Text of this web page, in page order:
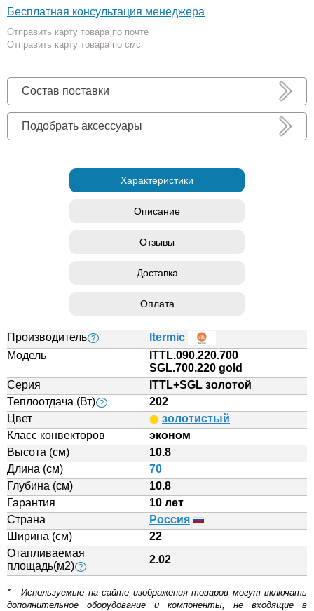
Бесплатная консультация менеджера
Отправить карту товара по почте
Отправить карту товара по смс
Состав поставки
Подобрать аксессуары
Характеристики
Описание
Отзывы
Доставка
Оплата
Производитель ?
Itermic
Модель
ITTL.090.220.700
SGL.700.220 gold
Серия
ITTL+SGL золотой
Теплоотдача (Вт) ?
202
Цвет
золотистый
Класс конвекторов
эконом
Высота (см)
10.8
Длина (см)
70
Глубина (см)
10.8
Гарантия
10 лет
Страна
Россия
Ширина (см)
22
Отапливаемая
площадь(м2) ?
2.02
* - Используемые на сайте изображения товаров могут включать
дополнительное оборудование и компоненты, не входящие в